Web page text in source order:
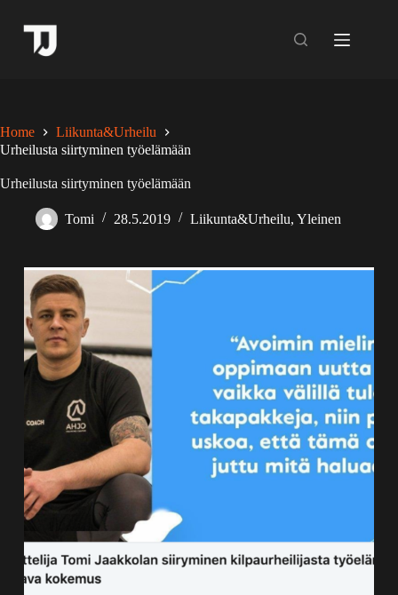
Home
Liikunta&Urheilu
Urheilusta siirtyminen työelämään
Urheilusta siirtyminen työelämään
Tomi 28.5.2019 Liikunta&Urheilu, Yleinen